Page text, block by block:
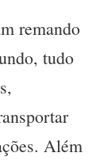
remando
tudo
Além